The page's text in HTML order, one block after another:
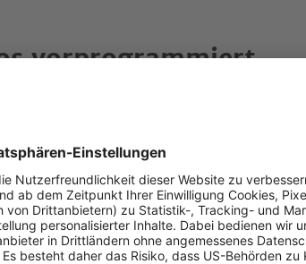
vorprogrammiert
Magistrate oder
Fahrverbotes "dringend notwendig" ist,
niedrig.
dasFehlen einheitlicher Vorgabenpraktisch
kann. Wiesinger: "Bereits heute
Beim Parken werden in